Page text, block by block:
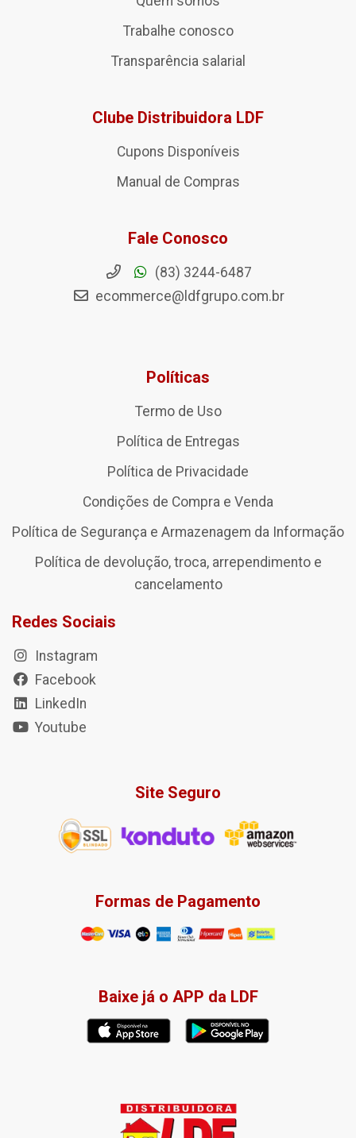
Trabalhe conosco
Transparência salarial
Clube Distribuidora LDF
Cupons Disponíveis
Manual de Compras
Fale Conosco
(83) 3244-6487
ecommerce@ldfgrupo.com.br
Políticas
Termo de Uso
Política de Entregas
Política de Privacidade
Condições de Compra e Venda
Política de Segurança e Armazenagem da Informação
Política de devolução, troca, arrependimento e
cancelamento
Redes Sociais
Instagram
Facebook
LinkedIn
Youtube
Site Seguro
Formas de Pagamento
Baixe já o APP da LDF